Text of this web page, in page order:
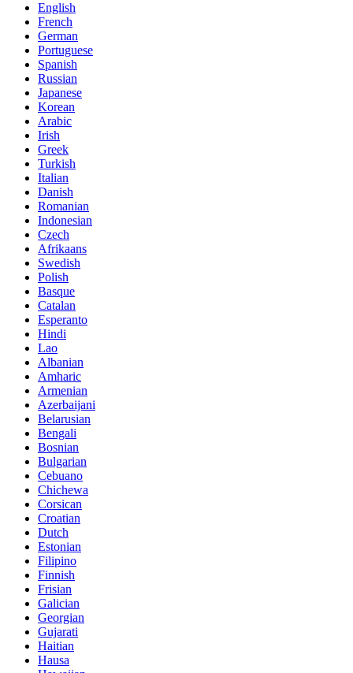
English
French
German
Portuguese
Spanish
Russian
Japanese
Korean
Arabic
Irish
Greek
Turkish
Italian
Danish
Romanian
Indonesian
Czech
Afrikaans
Swedish
Polish
Basque
Catalan
Esperanto
Hindi
Lao
Albanian
Amharic
Armenian
Azerbaijani
Belarusian
Bengali
Bosnian
Bulgarian
Cebuano
Chichewa
Corsican
Croatian
Dutch
Estonian
Filipino
Finnish
Frisian
Galician
Georgian
Gujarati
Haitian
Hausa